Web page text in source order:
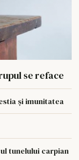
se reface
și imunitatea
tunelului carpian